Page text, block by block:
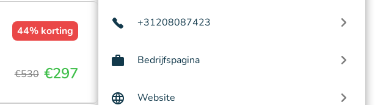
44% korting
€530 €297
+31208087423
Bedrijfspagina
Website